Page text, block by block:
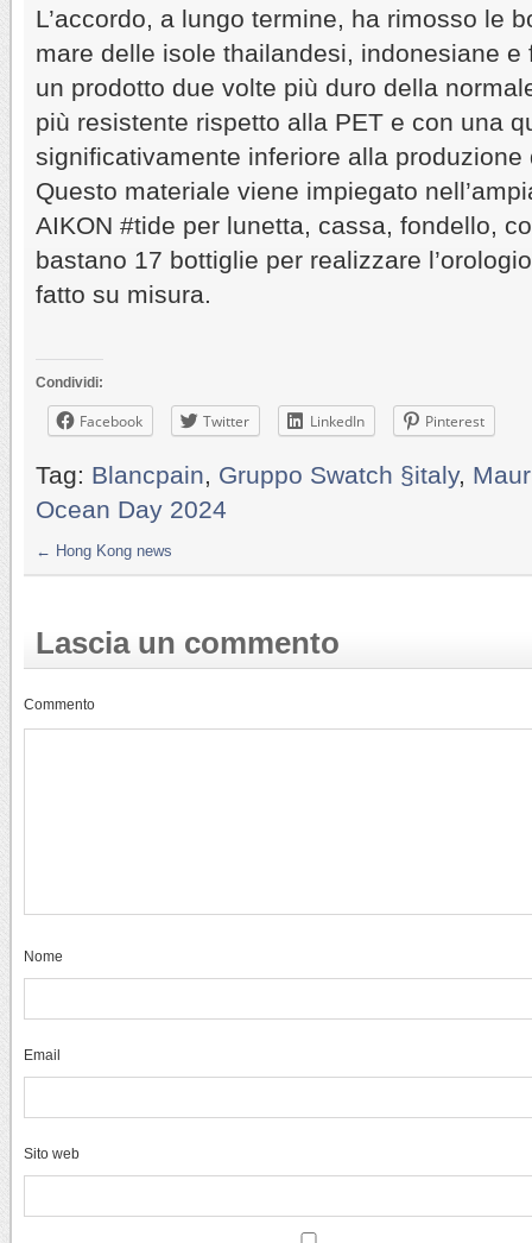
L’accordo, a lungo termine, ha rimosso le
mare delle isole thailandesi, indonesiane e
un prodotto due volte più duro della
più resistente rispetto alla PET e con una
significativamente inferiore alla produzione
Questo materiale viene impiegato
AIKON #tide per lunetta, cassa, fondello,
bastano 17 bottiglie per realizzare
fatto su misura.
Condividi:
Facebook Twitter LinkedIn Pinterest
Tag: Blancpain, Gruppo Swatch §italy,
Ocean Day 2024
← Hong Kong news
Lascia un commento
Commento
Nome
Email
Sito web